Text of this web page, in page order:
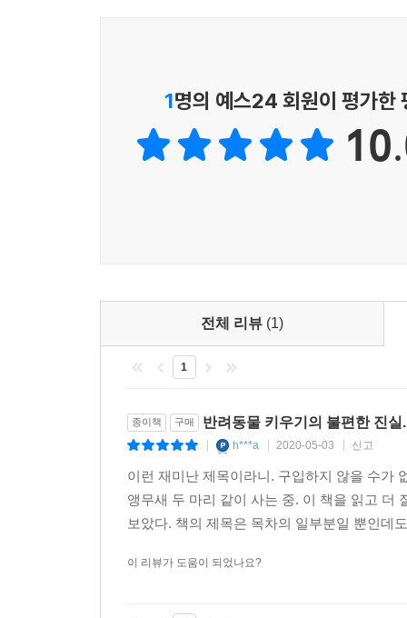
1명의 예스24 회원이 평가한
전체 리뷰 (1)
1
종이책 구매 반려동물 키우기의 불편한 진
h***a 2020-05-03 신고
이런 재미난 제목이라니. 구입하지 않을 수가
앵무새 두 마리 같이 사는 중. 이 책을 읽고 더
보았다. 책의 제목은 목차의 일부분일 뿐인데
이 리뷰가 도움이 되었나요?